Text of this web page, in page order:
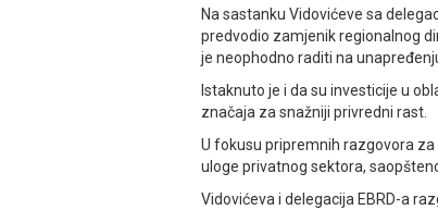
Na sastanku Vidovićeve sa
predvodio zamjenik regionalnog
je neophodno raditi na
Istaknuto je i da su investicije u
značaja za snažniji privredni rast.
U fokusu pripremnih razgovora za
uloge privatnog sektora,
Vidovićeva i delegacija EBRD-a